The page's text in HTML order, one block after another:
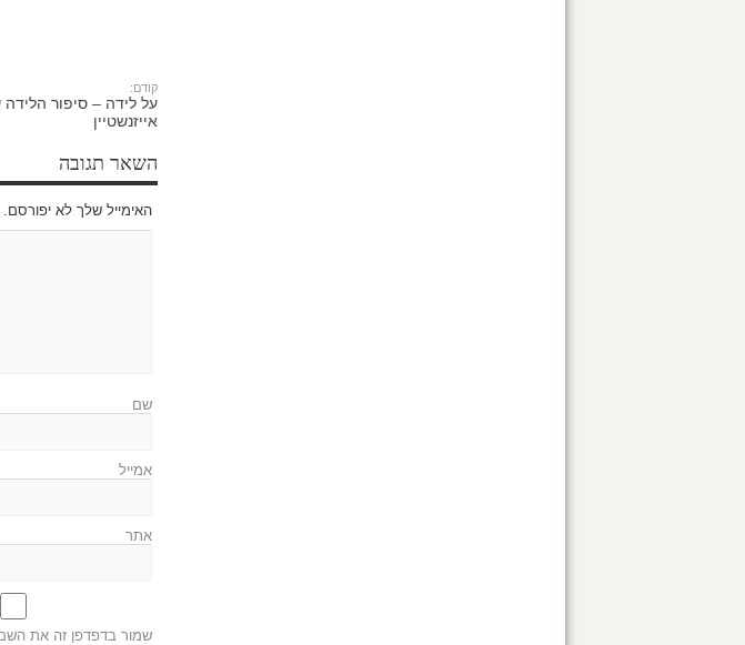
קודם:
על לידה – סיפור
אייזנשטיין
השאר תגובה
האימייל שלך לא יפורסם.
שם
אמייל
אתר
שמור בדפדפן זה את